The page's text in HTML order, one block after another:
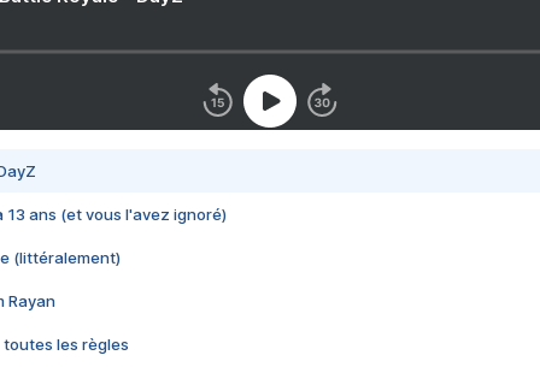
13 ans (et vous l'avez ignoré)
(littéralement)
Rayan
toutes les règles